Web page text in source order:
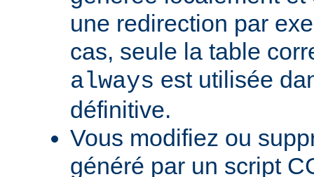
une redirection par
cas, seule la table
always est utilisée
définitive.
Vous modifiez ou
généré par un script